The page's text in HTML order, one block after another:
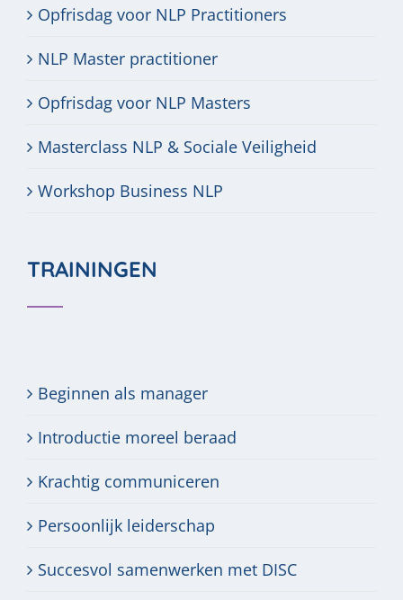
Opfrisdag voor NLP Practitioners
NLP Master practitioner
Opfrisdag voor NLP Masters
Masterclass NLP & Sociale Veiligheid
Workshop Business NLP
TRAININGEN
Beginnen als manager
Introductie moreel beraad
Krachtig communiceren
Persoonlijk leiderschap
Succesvol samenwerken met DISC